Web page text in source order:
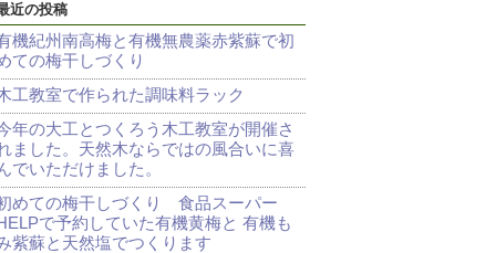
近の投稿
機紀州南高梅と有機無農薬赤紫蘇で初
ての梅干しづくり
工教室で作られた調味料ラック
年の大工とつくろう木工教室が開催さ
ました。天然木ならではの風合いに喜
でいただけました。
めての梅干しづくり 食品スーパー
で予約していた有機黄梅と 有機も
紫蘇と天然塩でつくります